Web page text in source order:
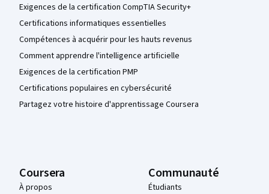
Exigences de la certification CompTIA Security+
Certifications informatiques essentielles
Compétences à acquérir pour les hauts revenus
Comment apprendre l'intelligence artificielle
Exigences de la certification PMP
Certifications populaires en cybersécurité
Partagez votre histoire d'apprentissage Coursera
Coursera
À propos
Communauté
Étudiants